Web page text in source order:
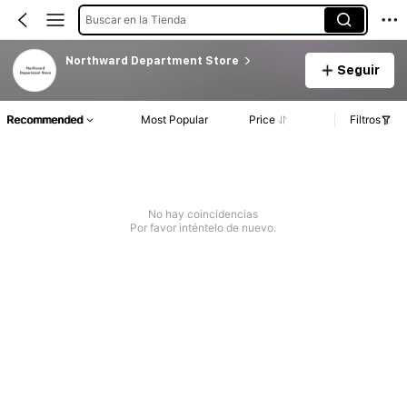
Buscar en la Tienda
Northward Department Store
Seguir
Recommended Most Popular Price Filtros
No hay coincidencias
Por favor inténtelo de nuevo.